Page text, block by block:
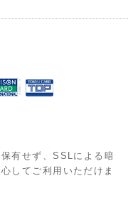
有せず、SSLによる暗
してご利用いただけま